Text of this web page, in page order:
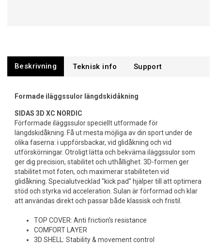
Beskrivning Support
Formade iläggssulor längdskidåkning
SIDAS 3D XC NORDIC
Förformade iläggssulor speciellt utformade för
längdskidåkning. Få ut mesta möjliga av din sport under de
olika faserna: i uppförsbackar, vid glidåkning och vid
utförskörningar. Otroligt lätta och bekväma iläggssulor som
ger dig precision, stabilitet och uthållighet. 3D-formen ger
stabilitet mot foten, och maximerar stabiliteten vid
glidåkning. Specialutvecklad "kick pad" hjälper till att optimera
stöd och styrka vid acceleration. Sulan är förformad och klar
att användas direkt och passar både klassisk och fristil.
TOP COVER: Anti friction’s resistance
COMFORT LAYER
3D SHELL: Stability & movement control